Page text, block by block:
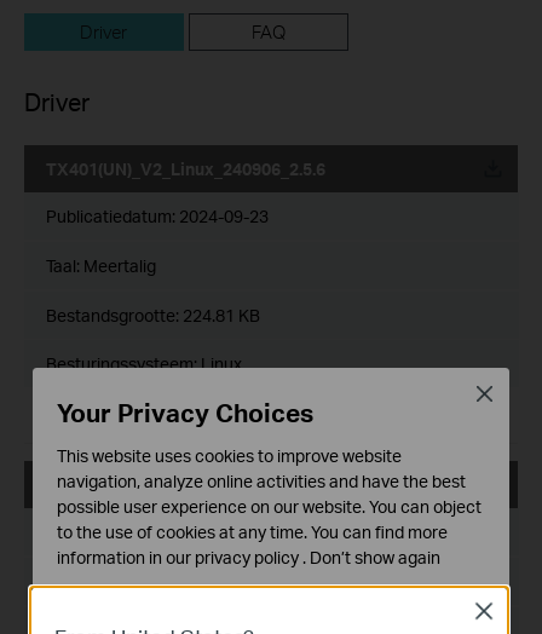
Driver FAQ
Driver
TX401(UN)_V2_Linux_240906_2.5.6
Publicatiedatum: 2024-09-23
Taal: Meertalig
Bestandsgrootte: 224.81 KB
Besturingssysteem: Linux
For Linux kernel >= 3.10.
TX401(UN)_V2_20250702_Win 8_8.1_10_11
Publicatiedatum:2025-07-04
Taal:Meertalig
Close
Your Privacy Choices
This website uses cookies to improve website
navigation, analyze online activities and have the best
possible user experience on our website. You can object
to the use of cookies at any time. You can find more
information in our privacy policy . Don’t show again
Deze cookies zijn noodzakelijk voor de werking van de
Close